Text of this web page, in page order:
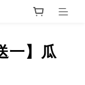
一】瓜